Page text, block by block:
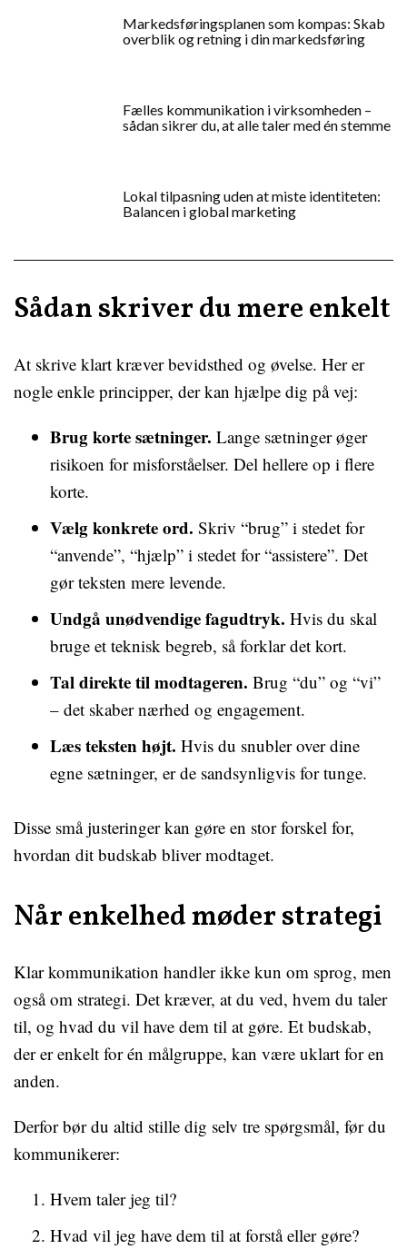
Markedsføringsplanen som kompas: Skab
overblik og retning i din markedsføring
Fælles kommunikation i virksomheden –
sådan sikrer du, at alle taler med én stemme
Lokal tilpasning uden at miste identiteten:
Balancen i global marketing
Sådan skriver du mere enkelt
At skrive klart kræver bevidsthed og øvelse. Her er
nogle enkle principper, der kan hjælpe dig på vej:
Brug korte sætninger. Lange sætninger øger
risikoen for misforståelser. Del hellere op i flere
korte.
Vælg konkrete ord. Skriv “brug” i stedet for
“anvende”, “hjælp” i stedet for “assistere”. Det
gør teksten mere levende.
Undgå unødvendige fagudtryk. Hvis du skal
bruge et teknisk begreb, så forklar det kort.
Tal direkte til modtageren. Brug “du” og “vi”
– det skaber nærhed og engagement.
Læs teksten højt. Hvis du snubler over dine
egne sætninger, er de sandsynligvis for tunge.
Disse små justeringer kan gøre en stor forskel for,
hvordan dit budskab bliver modtaget.
Når enkelhed møder strategi
Klar kommunikation handler ikke kun om sprog, men
også om strategi. Det kræver, at du ved, hvem du taler
til, og hvad du vil have dem til at gøre. Et budskab,
der er enkelt for én målgruppe, kan være uklart for en
anden.
Derfor bør du altid stille dig selv tre spørgsmål, før du
kommunikerer:
Hvem taler jeg til?
Hvad vil jeg have dem til at forstå eller gøre?